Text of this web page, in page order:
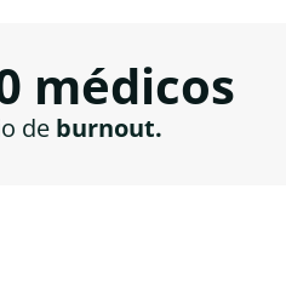
médicos
de burnout.